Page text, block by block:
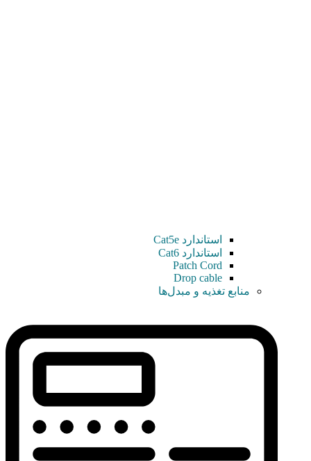
استاندارد Cat5e
استاندارد Cat6
Patch Cord
Drop cable
منابع تغذیه و مبدل‌ها